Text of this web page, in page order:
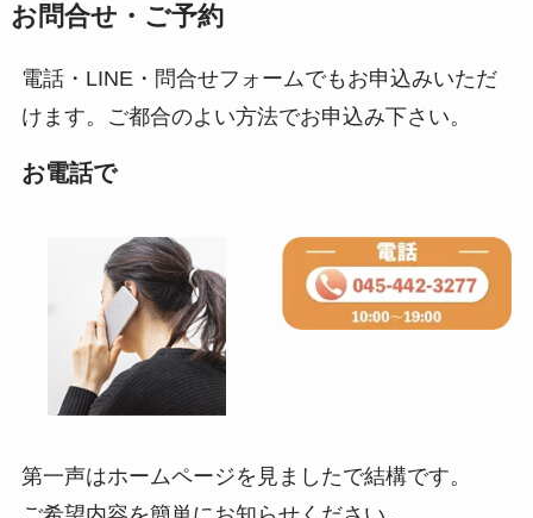
お問合せ・ご予約
電話・LINE・問合せフォームでもお申込みいただ
けます。ご都合のよい方法でお申込み下さい。
お電話で
第一声はホームページを見ましたで結構です。